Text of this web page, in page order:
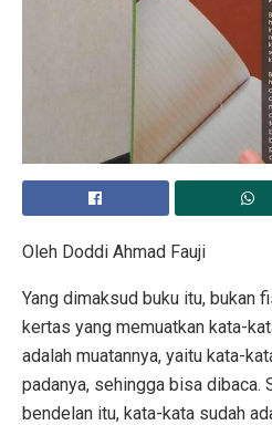
Oleh Doddi Ahmad Fauji
Yang dimaksud buku itu, bukan
kertas yang memuatkan kata-
adalah muatannya, yaitu kata-
padanya, sehingga bisa dibaca.
bendelan itu, kata-kata sudah